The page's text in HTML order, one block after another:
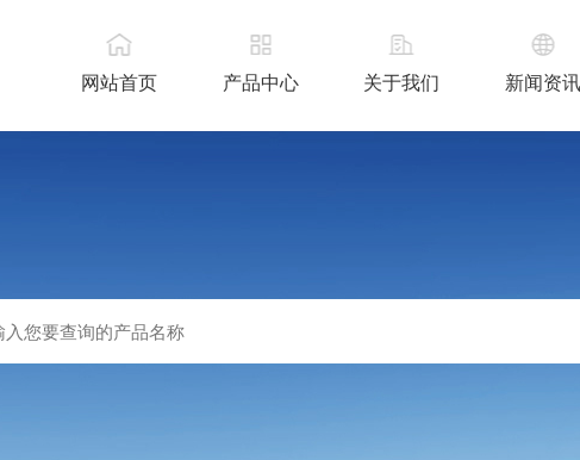
网站首页 产品中心 关于我们 新闻资讯